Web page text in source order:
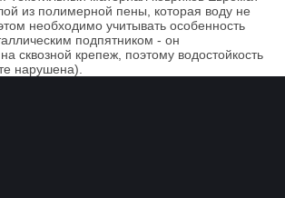
из полимерной пены, которая воду не
необходимо учитывать особенность
подпятником - он
на сквозной крепеж, поэтому водостойкость
нарушена).